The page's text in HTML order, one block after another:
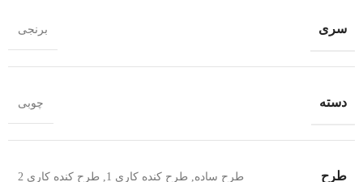
سری برنجی
دسته چوبی
طرح طرح ساده طرح کنده کاری 1 طرح کنده کاری 2